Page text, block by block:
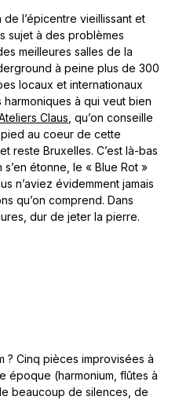
l’épicentre vieillissant et
sujet à des problèmes
meilleures salles de la
à peine plus de 300
locaux et internationaux
à qui veut bien
Claus , qu’on conseille
au coeur de cette
reste Bruxelles. C’est là-bas
étonne, le « Blue Rot »
n’aviez évidemment jamais
qu’on comprend. Dans
dur de jeter la pierre.
? Cinq pièces improvisées à
époque (harmonium, flûtes à
beaucoup de silences, de